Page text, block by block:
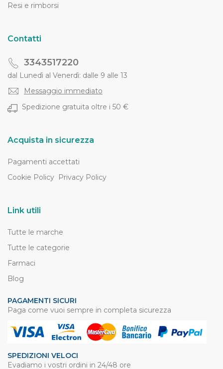
Resi e rimborsi
Contatti
3343517220
dal Lunedì al Venerdì: dalle 9 alle 13
Messaggio immediato
Spedizione gratuita oltre i 50 €
Acquista in sicurezza
Pagamenti accettati
Cookie Policy Privacy Policy
Link utili
Tutte le marche
Tutte le categorie
Farmaci
Blog
PAGAMENTI SICURI
Paga come vuoi sempre in completa sicurezza
SPEDIZIONI VELOCI
Evadiamo i vostri ordini in 24/48 ore